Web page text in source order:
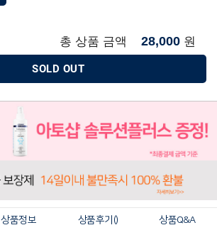
총 상품 금액 28,000 원
SOLD OUT
상품정보 상품후기() 상품Q&A